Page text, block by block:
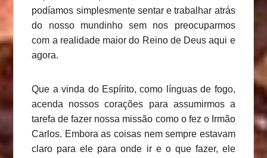
podíamos simplesmente sentar e trabalhar atrás
do nosso mundinho sem nos preocuparmos
com a realidade maior do Reino de Deus aqui e
agora.
Que a vinda do Espírito, como línguas de fogo,
acenda nossos corações para assumirmos a
tarefa de fazer nossa missão como o fez o Irmão
Carlos. Embora as coisas nem sempre estavam
claro para ele para onde ir e o que fazer, ele